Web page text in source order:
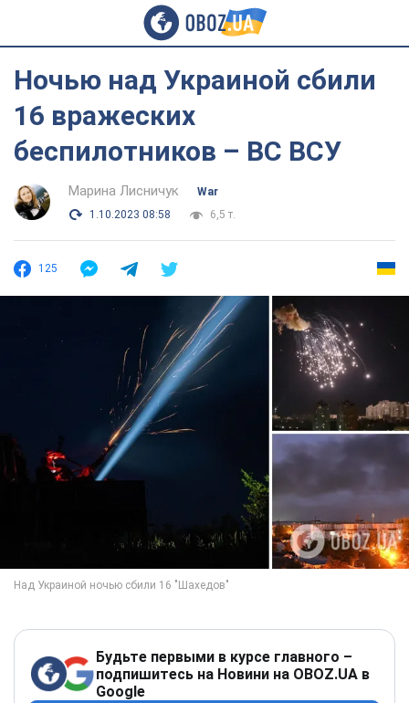
Ночью над Украиной сбили
16 вражеских
беспилотников – ВС ВСУ
Марина Лисничук
War
1.10.2023 08:58
6,5 т.
125
Будьте первыми в курсе главного –
подпишитесь на Новини на OBOZ.UA в
Google